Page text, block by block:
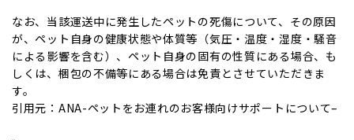
なお、当該運送中に発生したペットの死傷について、その原因
が、ペット自身の健康状態や体質等（気圧・温度・湿度・騒音
による影響を含む）、ペット自身の固有の性質にある場合、も
しくは、梱包の不備等にある場合は免責とさせていただきま
す。
引用元：ANA-ペットをお連れのお客様向けサポートについて–